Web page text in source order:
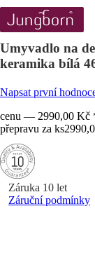
Umyvadlo na
keramika bílá
Napsat první
cenu — 2990,00 Kč
přepravu za ks
Záruka 10 let
Záruční podmínky